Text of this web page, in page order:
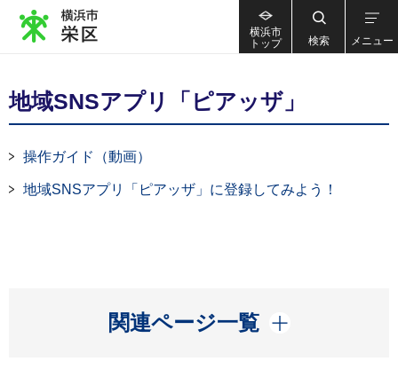
横浜市
トップ
検索 メニュー
地域SNSアプリ「ピアッザ」
操作ガイド（動画）
地域SNSアプリ「ピアッザ」に登録してみよう！
関連ページ一覧
開く